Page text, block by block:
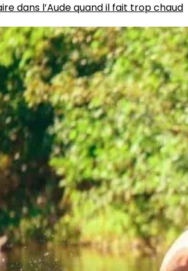
dans l’Aude quand il fait trop chaud